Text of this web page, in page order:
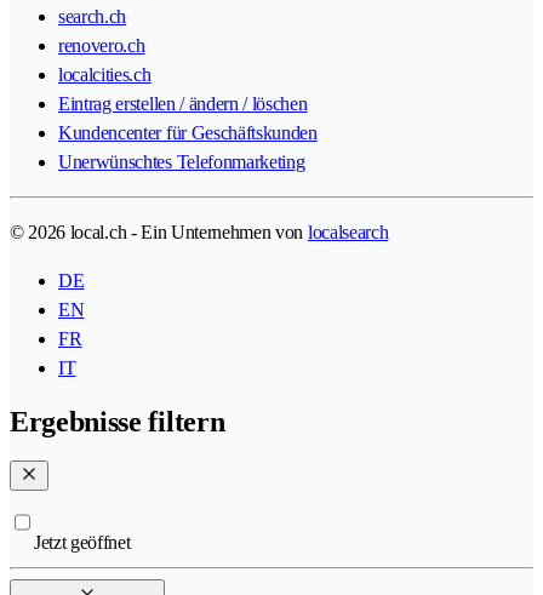
search.ch
renovero.ch
localcities.ch
Eintrag erstellen / ändern / löschen
Kundencenter für Geschäftskunden
Unerwünschtes Telefonmarketing
© 2026 local.ch - Ein Unternehmen von localsearch
DE
EN
FR
IT
Ergebnisse filtern
Jetzt geöffnet